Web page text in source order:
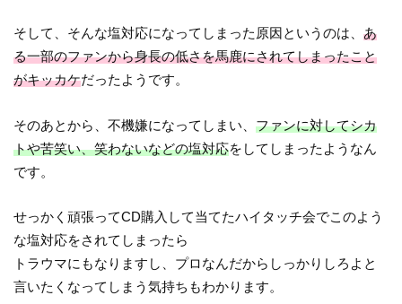
そして、そんな塩対応になってしまった原因というのは、あ
る一部のファンから身長の低さを馬鹿にされてしまったこと
がキッカケだったようです。
そのあとから、不機嫌になってしまい、ファンに対してシカ
トや苦笑い、笑わないなどの塩対応をしてしまったようなん
です。
せっかく頑張ってCD購入して当てたハイタッチ会でこのよう
な塩対応をされてしまったら
トラウマにもなりますし、プロなんだからしっかりしろよと
言いたくなってしまう気持ちもわかります。